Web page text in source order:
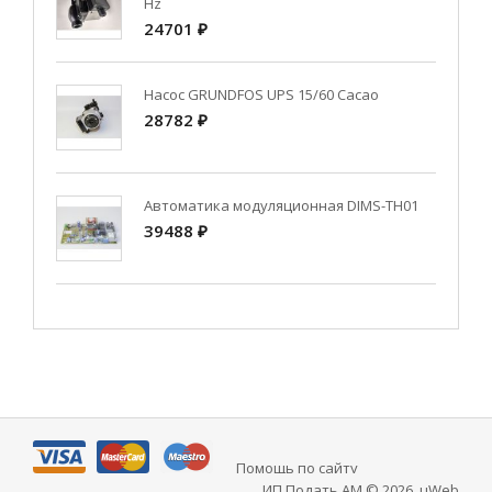
24701 ₽
Насос GRUNDFOS UPS 15/60 Cacao
28782 ₽
Автоматика модуляционная DIMS-TH01
39488 ₽
Помощь по сайту